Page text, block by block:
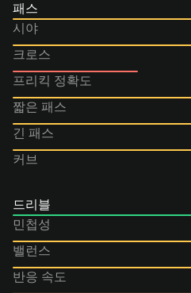
패스
시야
크로스
프리킥 정확도
짧은 패스
긴 패스
커브
드리블
민첩성
밸런스
반응 속도